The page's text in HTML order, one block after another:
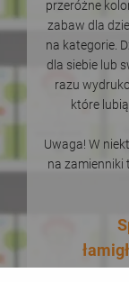
przeróżne
zabaw dla
na kategorie.
dla siebie lub
razu
które
Uwaga! W
na zamienniki